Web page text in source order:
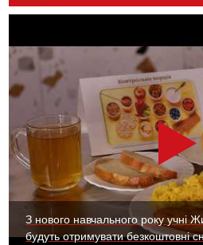
З нового навчального року учні
будуть отримувати безкоштовні